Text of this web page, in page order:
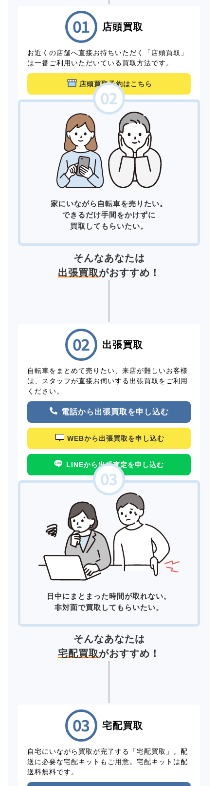
店頭買取
お近くの店舗へ直接お持ちいただく「店頭買取」
は一番ご利用いただいている買取方法です。
店頭買取予約はこちら
家にいながら自転車を売りたい。
できるだけ手間をかけずに
買取してもらいたい。
そんなあなたは
出張買取がおすすめ！
出張買取
自転車をまとめて売りたい、来店が難しいお客様
は、スタッフが直接お伺いする出張買取をご利用
ください。
電話から出張買取を申し込む
WEBから出張買取を申し込む
LINEから出張査定を申し込む
日中にまとまった時間が取れない。
非対面で買取してもらいたい。
そんなあなたは
宅配買取がおすすめ！
宅配買取
自宅にいながら買取が完了する「宅配買取」。配
送に必要な宅配キットもご用意。宅配キットは配
送料無料です。